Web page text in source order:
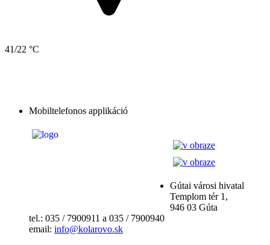
41/22 °C
Mobiltelefonos applikáció
Gútai városi hivatal
Templom tér 1,
946 03 Gúta
tel.: 035 / 7900911 a 035 / 7900940
email: info@kolarovo.sk